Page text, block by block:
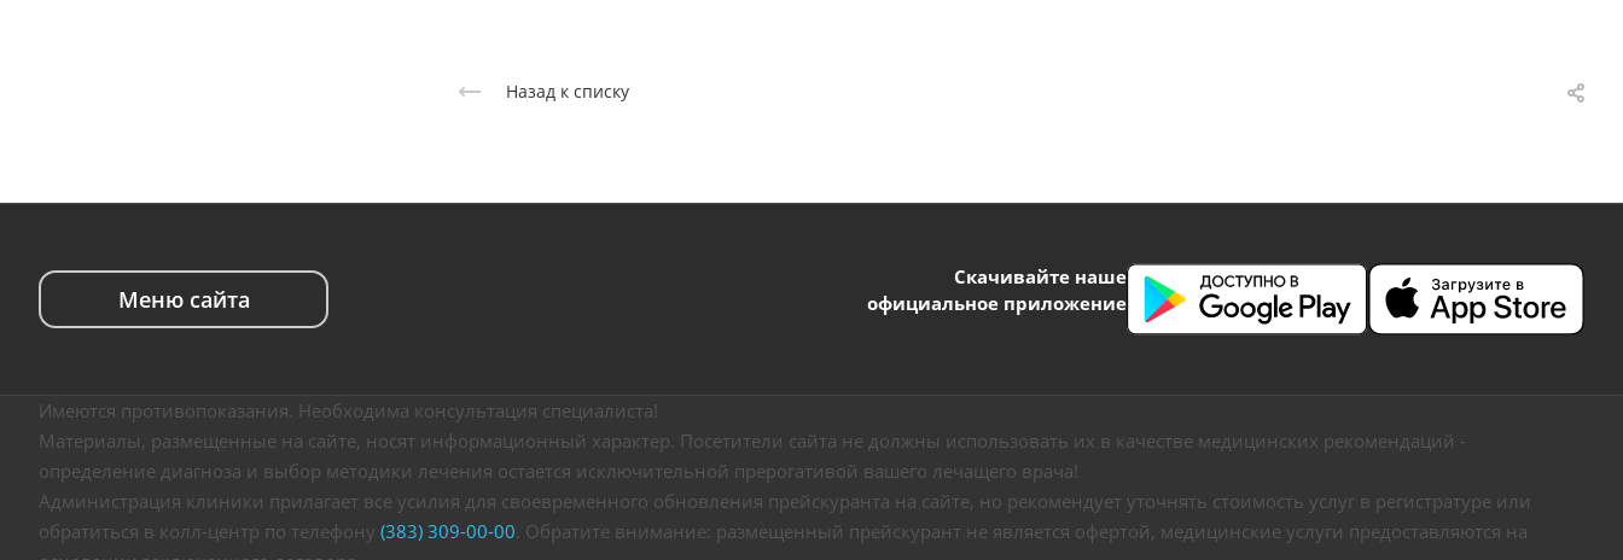
Назад к списку
Меню сайта
Скачивайте наше
официальное приложение
Имеются противопоказания. Необходима консультация специалиста!
Материалы, размещенные на сайте, носят информационный характер. Посетители сайта не должны использовать их в качестве медицинских рекомендаций -
определение диагноза и выбор методики лечения остается исключительной прерогативой вашего лечащего врача!
Администрация клиники прилагает все усилия для своевременного обновления прейскуранта на сайте, но рекомендует уточнять стоимость услуг в регистратуре или
обратиться в колл-центр по телефону (383) 309-00-00. Обратите внимание: размещенный прейскурант не является офертой, медицинские услуги предоставляются на